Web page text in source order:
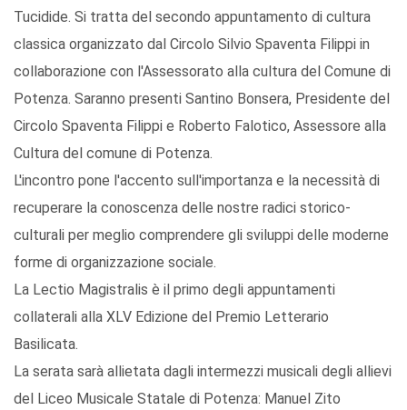
Tucidide. Si tratta del secondo appuntamento di cultura
classica organizzato dal Circolo Silvio Spaventa Filippi in
collaborazione con l'Assessorato alla cultura del Comune di
Potenza. Saranno presenti Santino Bonsera, Presidente del
Circolo Spaventa Filippi e Roberto Falotico, Assessore alla
Cultura del comune di Potenza.
L'incontro pone l'accento sull'importanza e la necessità di
recuperare la conoscenza delle nostre radici storico-
culturali per meglio comprendere gli sviluppi delle moderne
forme di organizzazione sociale.
La Lectio Magistralis è il primo degli appuntamenti
collaterali alla XLV Edizione del Premio Letterario
Basilicata.
La serata sarà allietata dagli intermezzi musicali degli allievi
del Liceo Musicale Statale di Potenza: Manuel Zito